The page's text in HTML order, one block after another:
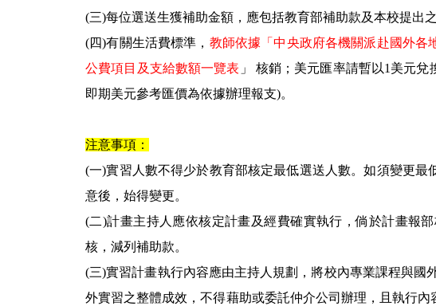
(三)每位選送生獲補助金額，應包括教育部補助款及本校提出
(四)有關生活費標準， 教師依據「中央政府各機關派赴國外各
公費項目及支給數額一覽表 」 核銷；美元匯率請暫以1美元
即期美元參考匯價為依據辦理報支)。
注意事項：
(一)實習人數不得少於教育部核定最低選送人數。如須變更
意後，始得變更。
(二)計畫主持人應依核定計畫及經費確實執行，倘於計畫報
核，減列補助款。
(三)實習計畫執行內容應由主持人規劃，將校內專業課程與
外實習之整體成效，不得藉助或委託仲介公司辦理，且執行